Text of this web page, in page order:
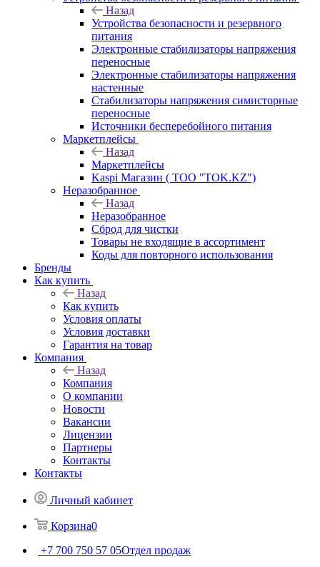
Назад
Устройства безопасности и резервного
питания
Электронные стабилизаторы напряжения
переносные
Электронные стабилизаторы напряжения
настенные
Стабилизаторы напряжения симисторные
переносные
Источники бесперебойного питания
Маркетплейсы
Назад
Маркетплейсы
Kaspi Магазин ( ТОО "TOK.KZ")
Неразобранное
Назад
Неразобранное
Сброд для чистки
Товары не входящие в ассортимент
Коды для повторного использования
Бренды
Как купить
Назад
Как купить
Условия оплаты
Условия доставки
Гарантия на товар
Компания
Назад
Компания
О компании
Новости
Вакансии
Лицензии
Партнеры
Контакты
Контакты
Личный кабинет
Корзина0
+7 700 750 57 05Отдел продаж